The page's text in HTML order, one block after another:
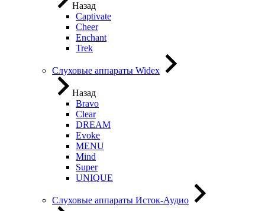
Назад
Captivate
Cheer
Enchant
Trek
Слуховые аппараты Widex
Назад
Bravo
Clear
DREAM
Evoke
MENU
Mind
Super
UNIQUE
Слуховые аппараты Исток-Аудио